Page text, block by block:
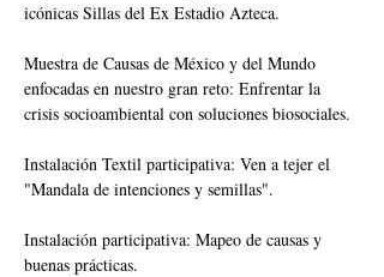
icónicas Sillas del Ex Estadio Azteca.
Muestra de Causas de México y del Mundo
enfocadas en nuestro gran reto: Enfrentar la
crisis socioambiental con soluciones biosociales.
Instalación Textil participativa: Ven a tejer el
"Mandala de intenciones y semillas".
Instalación participativa: Mapeo de causas y
buenas prácticas.